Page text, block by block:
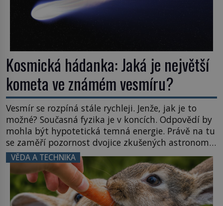
Kosmická hádanka: Jaká je největší
kometa ve známém vesmíru?
Vesmír se rozpíná stále rychleji. Jenže, jak je to
možné? Současná fyzika je v koncích. Odpovědí by
mohla být hypotetická temná energie. Právě na tu
se zaměří pozornost dvojice zkušených astronomů.
Namísto ní ale objeví něco mnohem
hmatatelnějšího. Naprosto rekordní kometu!
Astronomové Pedro Bernardinelli a Gary Bernstein
mravenčí prací zkoumají archivní snímky v rámci
Průzkumu temné energie […]
VĚDA A TECHNIKA